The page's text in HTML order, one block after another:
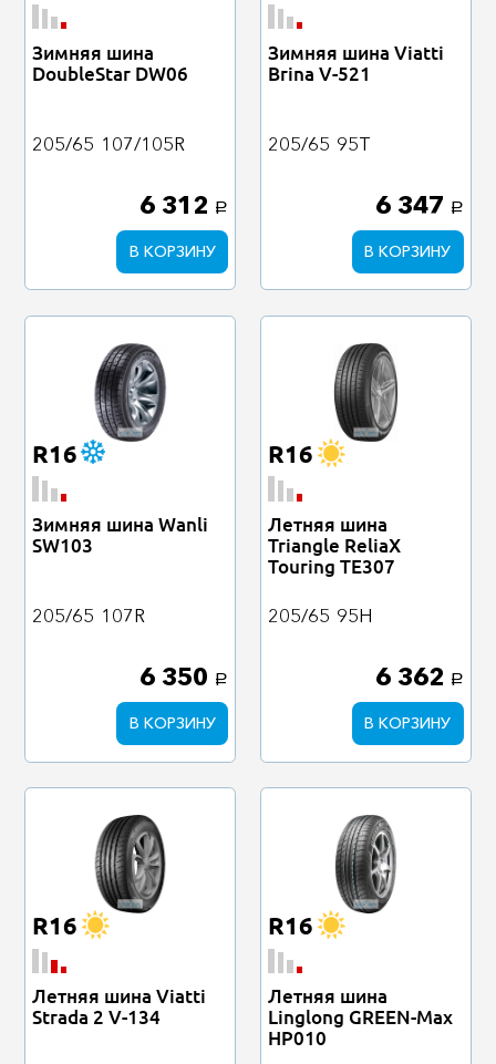
Зимняя шина
DoubleStar DW06
205/65 107/105R
6 312 a
В КОРЗИНУ
Зимняя шина Viatti
Brina V-521
205/65 95T
6 347 a
В КОРЗИНУ
R16
Зимняя шина Wanli
SW103
205/65 107R
6 350 a
В КОРЗИНУ
R16
Летняя шина
Triangle ReliaX
Touring TE307
205/65 95H
6 362 a
В КОРЗИНУ
R16
Летняя шина Viatti
Strada 2 V-134
R16
Летняя шина
Linglong GREEN-Max
HP010